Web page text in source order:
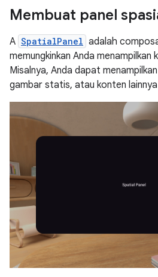
Membuat panel
A SpatialPanel adalah
memungkinkan Anda menampilkan
Misalnya, Anda dapat
gambar statis, atau konten